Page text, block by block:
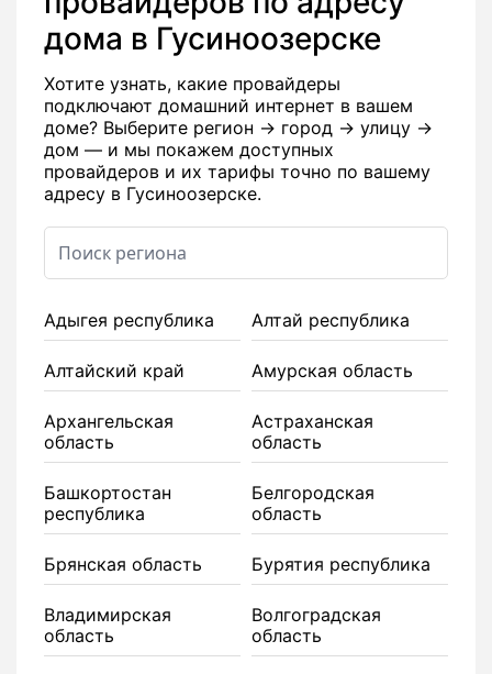
дома в Гусиноозерске
Хотите узнать, какие провайдеры
подключают домашний интернет в вашем
доме? Выберите регион → город → улицу →
дом — и мы покажем доступных
провайдеров и их тарифы точно по вашему
адресу в Гусиноозерске.
Адыгея республика Алтай республика
Алтайский край Амурская область
Архангельская
область
Астраханская
область
Башкортостан
республика
Белгородская
область
Брянская область Бурятия республика
Владимирская
область
Волгоградская
область